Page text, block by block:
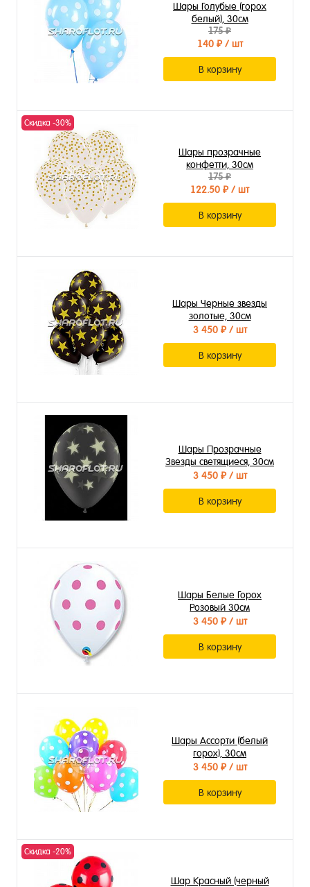
Шары Голубые (горох
белый), 30см
175 ₽
140 ₽/ шт
В корзину
Скидка -30%
Шары прозрачные
конфетти, 30см
175 ₽
122.50 ₽/ шт
В корзину
Шары Черные звезды
золотые, 30см
3 450 ₽/ шт
В корзину
Шары Прозрачные
Звезды светящиеся, 30см
3 450 ₽/ шт
В корзину
Шары Белые Горох
Розовый 30см
3 450 ₽/ шт
В корзину
Шары Ассорти (белый
горох), 30см
3 450 ₽/ шт
В корзину
Скидка -20%
Шар Красный (черный